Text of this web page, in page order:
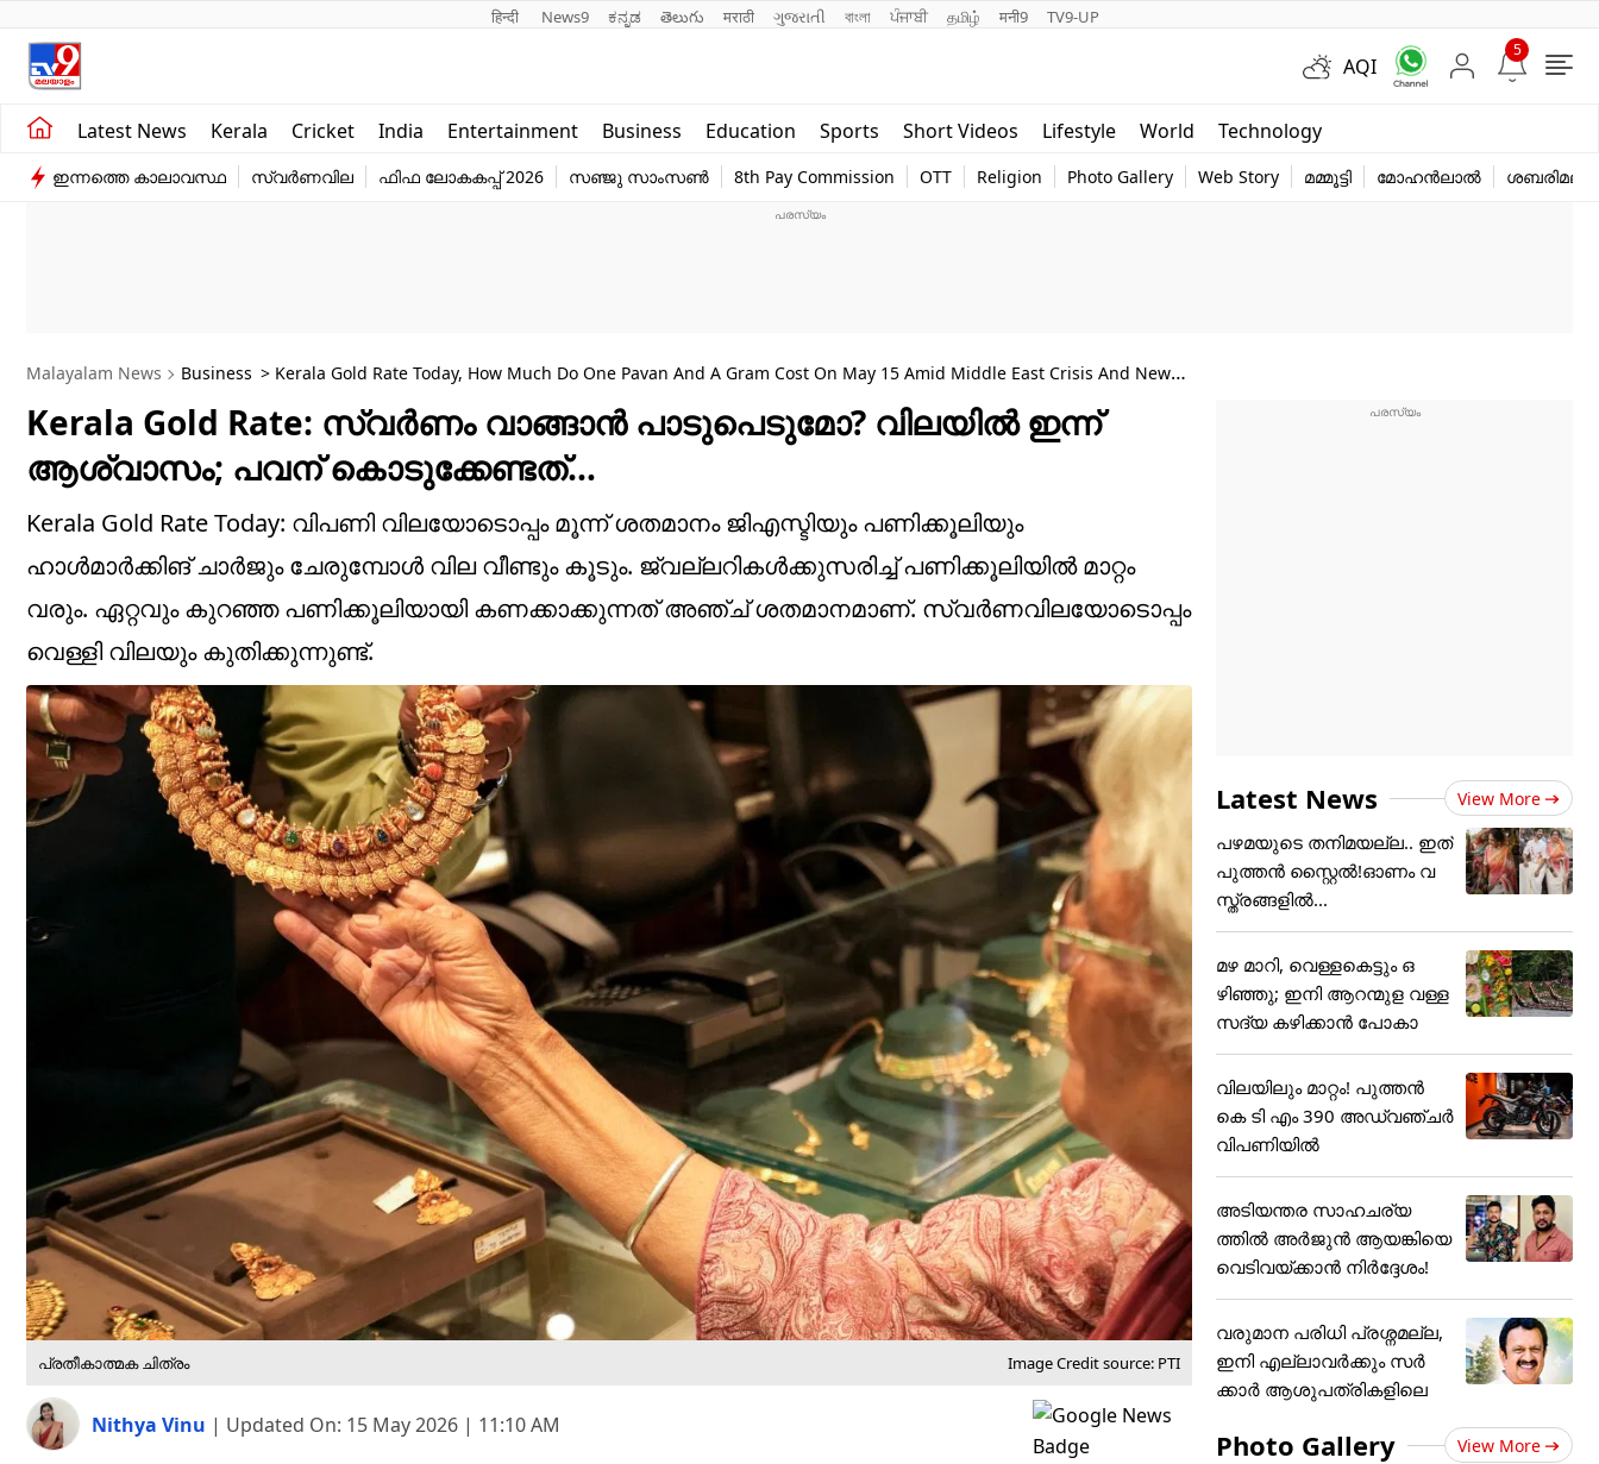
हिन्दी News9 ಕನ್ನಡ తెలుగు मराठी ગુજરાતી বাংলা ਪੰਜਾਬੀ தமிழ் मनी9 TV9-UP
AQI
5
Latest News Kerala Cricket India Entertainment Business Education Sports Short Videos Lifestyle World Technology
Kerala
India
Education
world
Web Story
ഇന്നത്തെ കാലാവസ്ഥ സ്വർണവില ഫിഫ ലോകകപ്പ് 2026 സഞ്ജു സാംസൺ 8th Pay Commission OTT Religion Photo Gallery Web Story മമ്മൂട്ടി മോഹൻലാൽ ശബരിമല
Malayalam News Business > Kerala Gold Rate Today, How Much Do One Pavan And A Gram Cost On May 15 Amid Middle East Crisis And New
Import Duty Hike
Kerala Gold Rate: സ്വർണം വാങ്ങാൻ പാടുപെടുമോ? വിലയിൽ ഇന്ന്
ആശ്വാസം; പവന് കൊടുക്കേണ്ടത്…
Kerala Gold Rate Today: വിപണി വിലയോടൊപ്പം മൂന്ന് ശതമാനം ജിഎസ്ടിയും പണിക്കൂലിയും
ഹാൾമാർക്കിങ് ചാർജും ചേരുമ്പോൾ വില വീണ്ടും കൂടും. ജ്വല്ലറികൾക്കുസരിച്ച് പണിക്കൂലിയിൽ മാറ്റം
വരും. ഏറ്റവും കുറഞ്ഞ പണിക്കൂലിയായി കണക്കാക്കുന്നത് അഞ്ച് ശതമാനമാണ്. സ്വർണവിലയോടൊപ്പം
വെള്ളി വിലയും കുതിക്കുന്നുണ്ട്.
പ്രതീകാത്മക ചിത്രം Image Credit source: PTI
Nithya Vinu | Updated On: 15 May 2026 | 11:10 AM
Latest News View More
പഴമയുടെ തനിമയല്ല.. ഇത്
പുത്തൻ സ്റ്റൈൽ!ഓണം വ
സ്ത്രങ്ങളിൽ...
മഴ മാറി, വെള്ളകെട്ടും ഒ
ഴിഞ്ഞു; ഇനി ആറന്മുള വള്ള
സദ്യ കഴിക്കാൻ പോകാ
വിലയിലും മാറ്റം! പുത്തൻ
കെ ടി എം 390 അഡ്വഞ്ചർ
വിപണിയിൽ
അടിയന്തര സാഹചര്യ
ത്തിൽ അർജുൻ ആയങ്കിയെ
വെടിവയ്ക്കാൻ നിർദ്ദേശം!
വരുമാന പരിധി പ്രശ്നമല്ല,
ഇനി എല്ലാവർക്കും സർ
ക്കാർ ആശുപത്രികളിലെ
Photo Gallery View More